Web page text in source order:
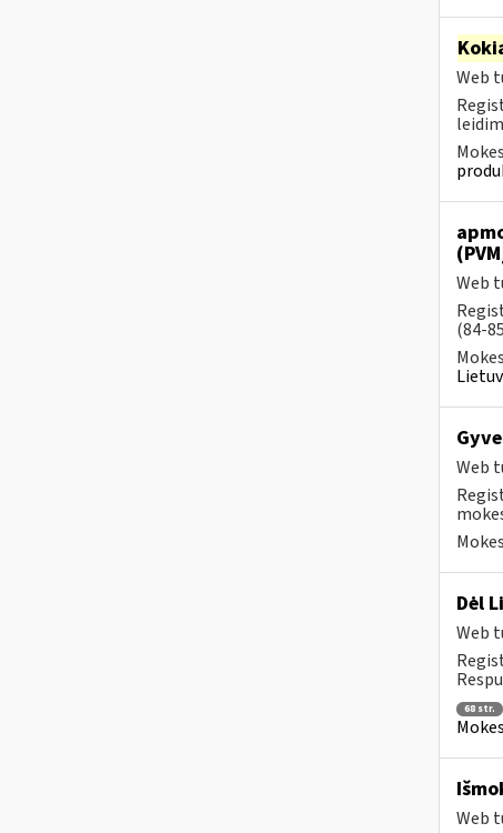
Web
Web
(84-
Web
Dėl
Web
68 str.
Web